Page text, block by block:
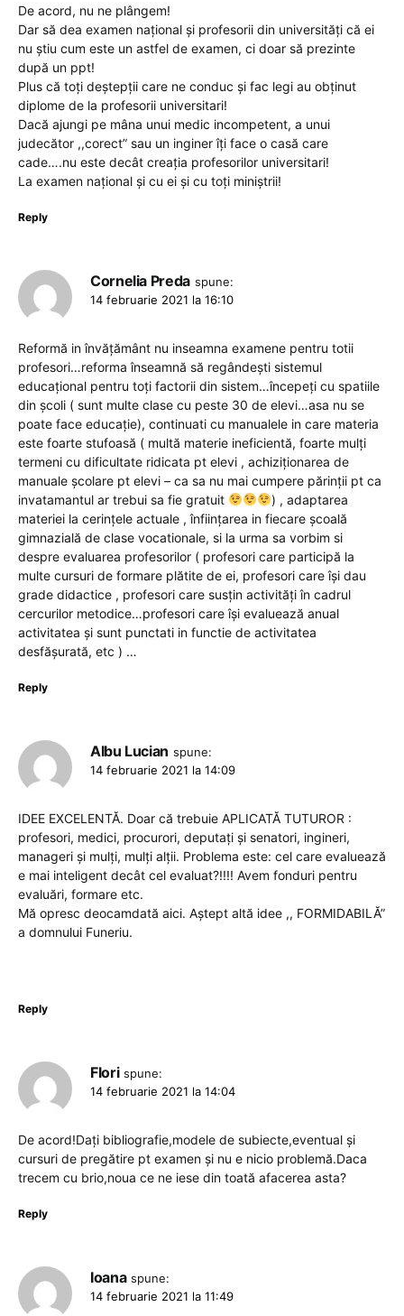
De acord, nu ne plângem!
Dar să dea examen național și profesorii din universități că ei
nu știu cum este un astfel de examen, ci doar să prezinte
după un ppt!
Plus că toți deștepții care ne conduc și fac legi au obținut
diplome de la profesorii universitari!
Dacă ajungi pe mâna unui medic incompetent, a unui
judecător ,,corect” sau un inginer îți face o casă care
cade….nu este decât creația profesorilor universitari!
La examen național și cu ei și cu toți miniștrii!
Reply
Cornelia Preda spune:
14 februarie 2021 la 16:10
Reformă in învățământ nu inseamna examene pentru totii
profesori…reforma înseamnă să regândești sistemul
educațional pentru toți factorii din sistem…începeți cu spatiile
din școli ( sunt multe clase cu peste 30 de elevi…asa nu se
poate face educație), continuati cu manualele in care materia
este foarte stufoasă ( multă materie ineficientă, foarte mulți
termeni cu dificultate ridicata pt elevi , achiziționarea de
manuale școlare pt elevi – ca sa nu mai cumpere părinții pt ca
invatamantul ar trebui sa fie gratuit
) , adaptarea
materiei la cerințele actuale , înființarea in fiecare școală
gimnazială de clase vocationale, si la urma sa vorbim si
despre evaluarea profesorilor ( profesori care participă la
multe cursuri de formare plătite de ei, profesori care își dau
grade didactice , profesori care susțin activități în cadrul
cercurilor metodice…profesori care își evaluează anual
activitatea și sunt punctati in functie de activitatea
desfășurată, etc ) …
Reply
Albu Lucian spune:
14 februarie 2021 la 14:09
IDEE EXCELENTĂ. Doar că trebuie APLICATĂ TUTUROR :
profesori, medici, procurori, deputați și senatori, ingineri,
manageri și mulți, mulți alții. Problema este: cel care evaluează
e mai inteligent decât cel evaluat?!!!! Avem fonduri pentru
evaluări, formare etc.
Mă opresc deocamdată aici. Aștept altă idee ,, FORMIDABILĂ”
a domnului Funeriu.
Reply
Flori spune:
14 februarie 2021 la 14:04
De acord!Dați bibliografie,modele de subiecte,eventual și
cursuri de pregătire pt examen și nu e nicio problemă.Daca
trecem cu brio,noua ce ne iese din toată afacerea asta?
Reply
Ioana spune:
14 februarie 2021 la 11:49